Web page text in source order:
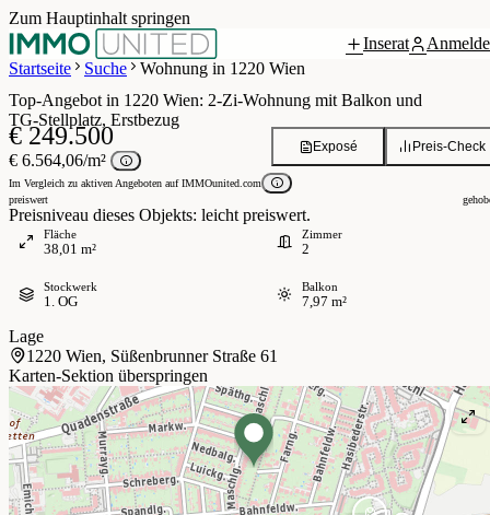
Zum Hauptinhalt springen
Inserat
Startseite
Suche Wohnung in 1220 Wien
/ 10Grundriss
Top‑Angebot in 1220 Wien: 2‑Zi‑Wohnung mit Balkon und
TG‑Stellplatz, Erstbezug
€ 249.500
€ 6.564,06/m²
Im Vergleich zu aktiven Angeboten auf IMMOunited.com
preiswert
Preisniveau dieses Objekts: leicht preiswert.
Preis-Check
Exposé
Fläche
38,01 m²
Zimmer
2
Stockwerk
1. OG
Balkon
7,97 m²
Lage
1220 Wien, Süßenbrunner Straße 61
Karten-Sektion überspringen